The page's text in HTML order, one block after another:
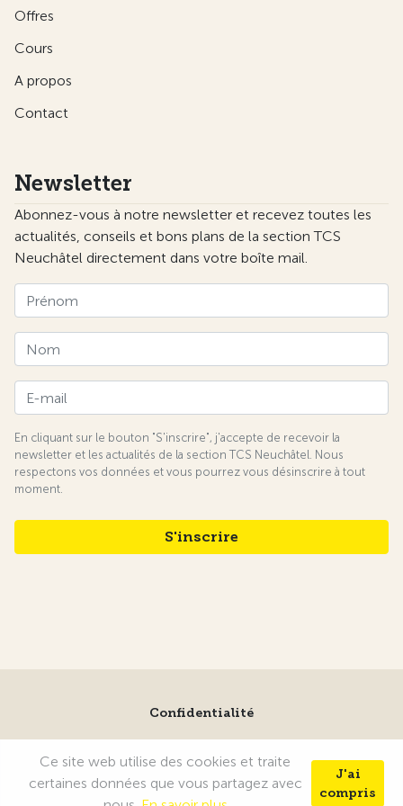
Offres
Cours
A propos
Contact
Newsletter
Abonnez-vous à notre newsletter et recevez toutes les
actualités, conseils et bons plans de la section TCS
Neuchâtel directement dans votre boîte mail.
En cliquant sur le bouton "S'inscrire", j'accepte de recevoir la
newsletter et les actualités de la section TCS Neuchâtel. Nous
respectons vos données et vous pourrez vous désinscrire à tout
moment.
© Copyright 2025 TCS Neuchâtel. Tous droits
réservés. Made byAlter&Go
Confidentialité
Ce site web utilise des cookies et traite
certaines données que vous partagez avec
J'ai
compris